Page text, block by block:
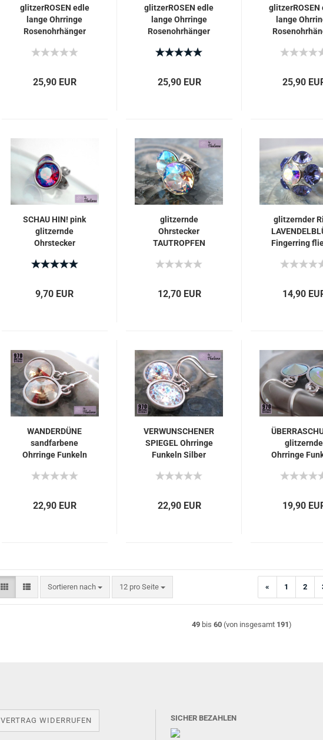
glitzerROSEN edle
lange Ohrringe
Rosenohrhänger
25,90 EUR
glitzerROSEN edle
lange Ohrringe
Rosenohrhänger
25,90 EUR
glitzerROSEN
lange
25,90
SCHAU HIN! pink
glitzernde
Ohrstecker
9,70 EUR
glitzernde
Ohrstecker
TAUTROPFEN
12,70 EUR
glitzernder
Fingerring
14,90
WANDERDÜNE
sandfarbene
Ohrringe Funkeln
22,90 EUR
VERWUNSCHENER
SPIEGEL Ohrringe
Funkeln Silber
22,90 EUR
glitzernde
Ohrringe
19,90
Sortieren nach
Sortieren nach 12 pro Seite
pro Seite « 1 2
49 bis60 (von insgesamt 191)
VERTRAG WIDERRUFEN SICHER BEZAHLEN